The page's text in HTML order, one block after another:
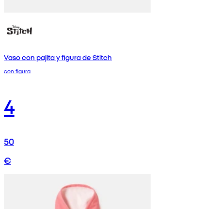
Vaso con pajita y figura de Stitch
con figura
4
50
€